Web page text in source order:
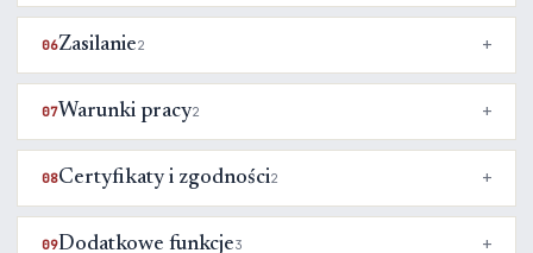
06Zasilanie2
07Warunki pracy2
08Certyfikaty i zgodności2
09Dodatkowe funkcje3